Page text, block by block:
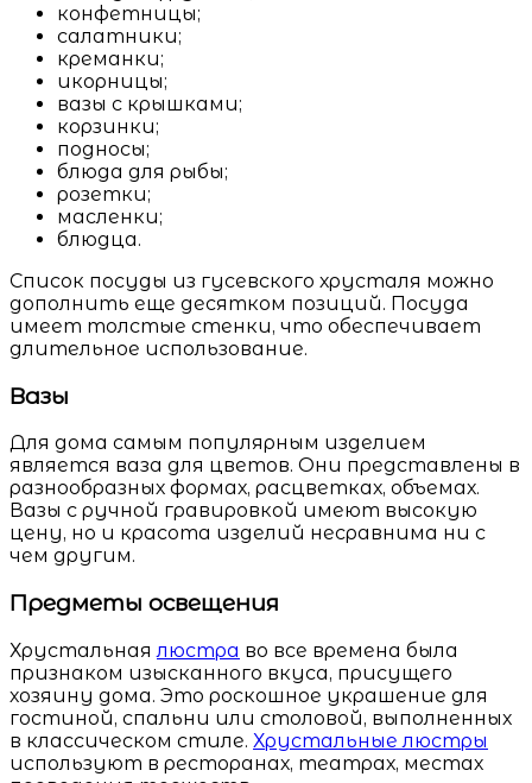
конфетницы;
салатники;
креманки;
икорницы;
вазы с крышками;
корзинки;
подносы;
блюда для рыбы;
розетки;
масленки;
блюдца.
Список посуды из гусевского хрусталя можно
дополнить еще десятком позиций. Посуда
имеет толстые стенки, что обеспечивает
длительное использование.
Вазы
Для дома самым популярным изделием
является ваза для цветов. Они представлены в
разнообразных формах, расцветках, объемах.
Вазы с ручной гравировкой имеют высокую
цену, но и красота изделий несравнима ни с
чем другим.
Предметы освещения
Хрустальная люстра во все времена была
признаком изысканного вкуса, присущего
хозяину дома. Это роскошное украшение для
гостиной, спальни или столовой, выполненных
в классическом стиле. Хрустальные люстры
используют в ресторанах, театрах, местах